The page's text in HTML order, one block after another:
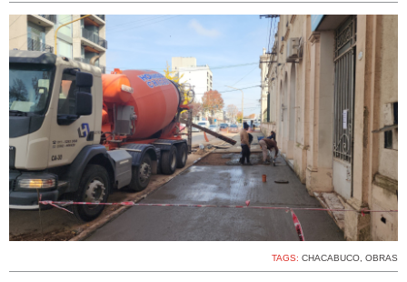
TAGS: CHACABUCO, OBRAS